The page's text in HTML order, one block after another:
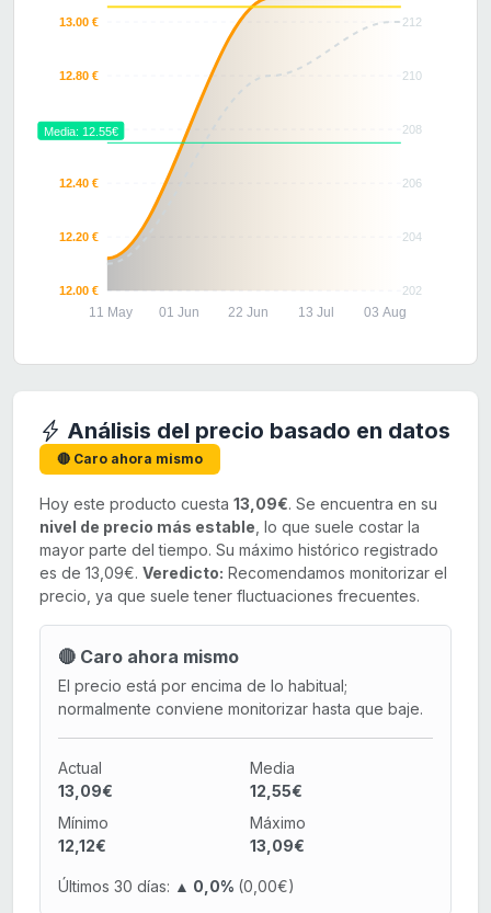
212
210
208
206
204
202
13.00 €
12.80 €
12.60 €
12.40 €
12.20 €
12.00 €
11 May 01 Jun 22 Jun 13 Jul 03 Aug
Media: 12.55€
Análisis del precio basado en datos
🔴 Caro ahora mismo
Hoy este producto cuesta 13,09€. Se encuentra en su
nivel de precio más estable , lo que suele costar la
mayor parte del tiempo. Su máximo histórico registrado
es de 13,09€. Veredicto: Recomendamos monitorizar el
precio, ya que suele tener fluctuaciones frecuentes.
🔴 Caro ahora mismo
El precio está por encima de lo habitual;
normalmente conviene monitorizar hasta que baje.
Actual
13,09€
Media
12,55€
Mínimo
12,12€
Máximo
13,09€
Últimos 30 días: ▲ 0,0% (0,00€)